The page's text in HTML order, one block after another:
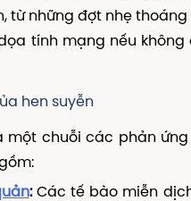
từ những đợt nhẹ
tính mạng nếu không
hen suyễn
một chuỗi các phản
:Các tế bào miễn